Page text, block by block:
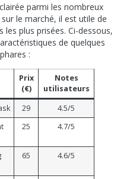
parmi les nombreux
le marché, il est utile de
plus prisées. Ci-dessous,
de quelques
:
Prix
(€)
Notes
utilisateurs
29
4.5/5
25 4.7/5
65 4.6/5